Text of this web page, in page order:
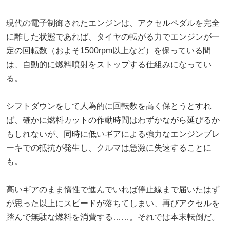
現代の電子制御されたエンジンは、アクセルペダルを完全
に離した状態であれば、タイヤの転がる力でエンジンが一
定の回転数（およそ1500rpm以上など）を保っている間
は、自動的に燃料噴射をストップする仕組みになってい
る。
シフトダウンをして人為的に回転数を高く保とうとすれ
ば、確かに燃料カットの作動時間はわずかながら延びるか
もしれないが、同時に低いギアによる強力なエンジンブレ
ーキでの抵抗が発生し、クルマは急激に失速することに
も。
高いギアのまま惰性で進んでいれば停止線まで届いたはず
が思った以上にスピードが落ちてしまい、再びアクセルを
踏んで無駄な燃料を消費する……。それでは本末転倒だ。